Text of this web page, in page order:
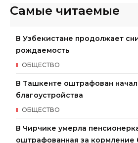
Самые читаемые
В Узбекистане продолжает
рождаемость
ОБЩЕСТВО
В Ташкенте оштрафован
благоустройства
ОБЩЕСТВО
В Чирчике умерла
оштрафованная за кормление